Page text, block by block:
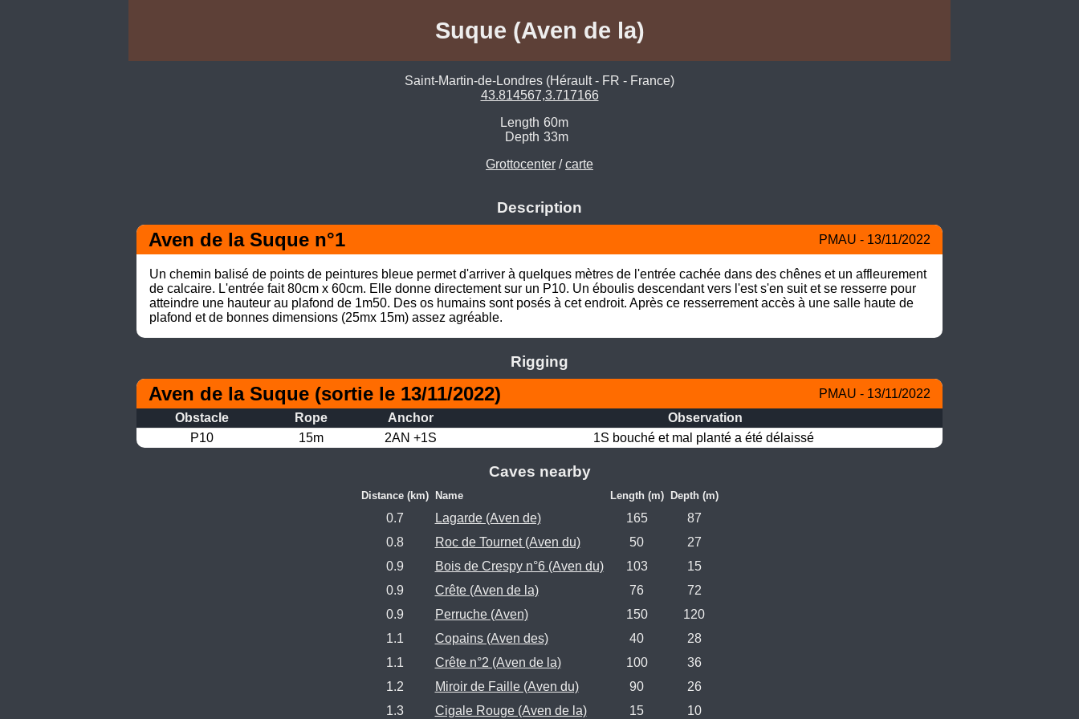
Suque (Aven de la)
Saint-Martin-de-Londres (Hérault - FR - France)
43.814567,3.717166
Length 60m
Depth 33m
Grottocenter /carte
Description
Aven de la Suque n°1 PMAU - 13/11/2022
Un chemin balisé de points de peintures bleue permet d'arriver à quelques mètres de l'entrée cachée dans des chênes et un affleurement
de calcaire. L'entrée fait 80cm x 60cm. Elle donne directement sur un P10. Un éboulis descendant vers l'est s'en suit et se resserre pour
atteindre une hauteur au plafond de 1m50. Des os humains sont posés à cet endroit. Après ce resserrement accès à une salle haute de
plafond et de bonnes dimensions (25mx 15m) assez agréable.
Rigging
Aven de la Suque (sortie le 13/11/2022)
PMAU - 13/11/2022
Obstacle
Rope Anchor
Observation
P10
15m 2AN +1S 1S bouché et mal planté a été délaissé
Caves nearby
Distance (km) Name Length (m) Depth (m)
0.7 Lagarde (Aven de) 165
87
0.8
Roc de Tournet (Aven du) 50
27
0.9
Bois de Crespy n°6 (Aven du) 103
15
0.9
Crête (Aven de la) 76
72
0.9
Perruche (Aven) 150
120
1.1
Copains (Aven des) 40
28
1.1
Crête n°2 (Aven de la) 100
36
1.2
Miroir de Faille (Aven du) 90
26
1.3
Cigale Rouge (Aven de la) 15 10